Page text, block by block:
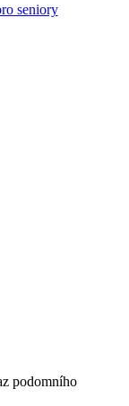
seniory
podomního